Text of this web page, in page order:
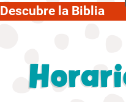
Descubre la Biblia